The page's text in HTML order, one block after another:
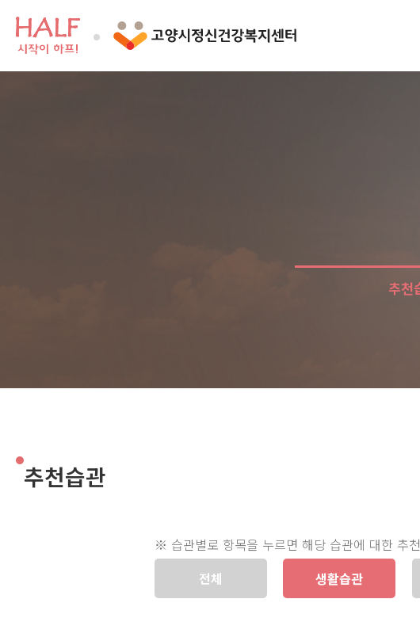
추천
추천습관
※ 습관별로 항목을 누르면 해당 습관에 대한 추
전체
생활습관